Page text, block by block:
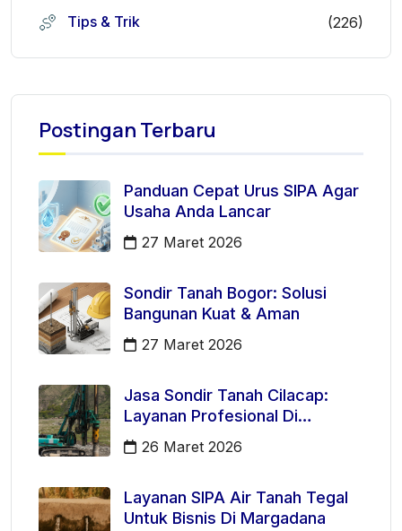
Tips & Trik (226)
Postingan Terbaru
Panduan Cepat Urus SIPA Agar
Usaha Anda Lancar
27 Maret 2026
Sondir Tanah Bogor: Solusi
Bangunan Kuat & Aman
27 Maret 2026
Jasa Sondir Tanah Cilacap:
Layanan Profesional Di
Kecamatan Majenang
26 Maret 2026
Layanan SIPA Air Tanah Tegal
Untuk Bisnis Di Margadana